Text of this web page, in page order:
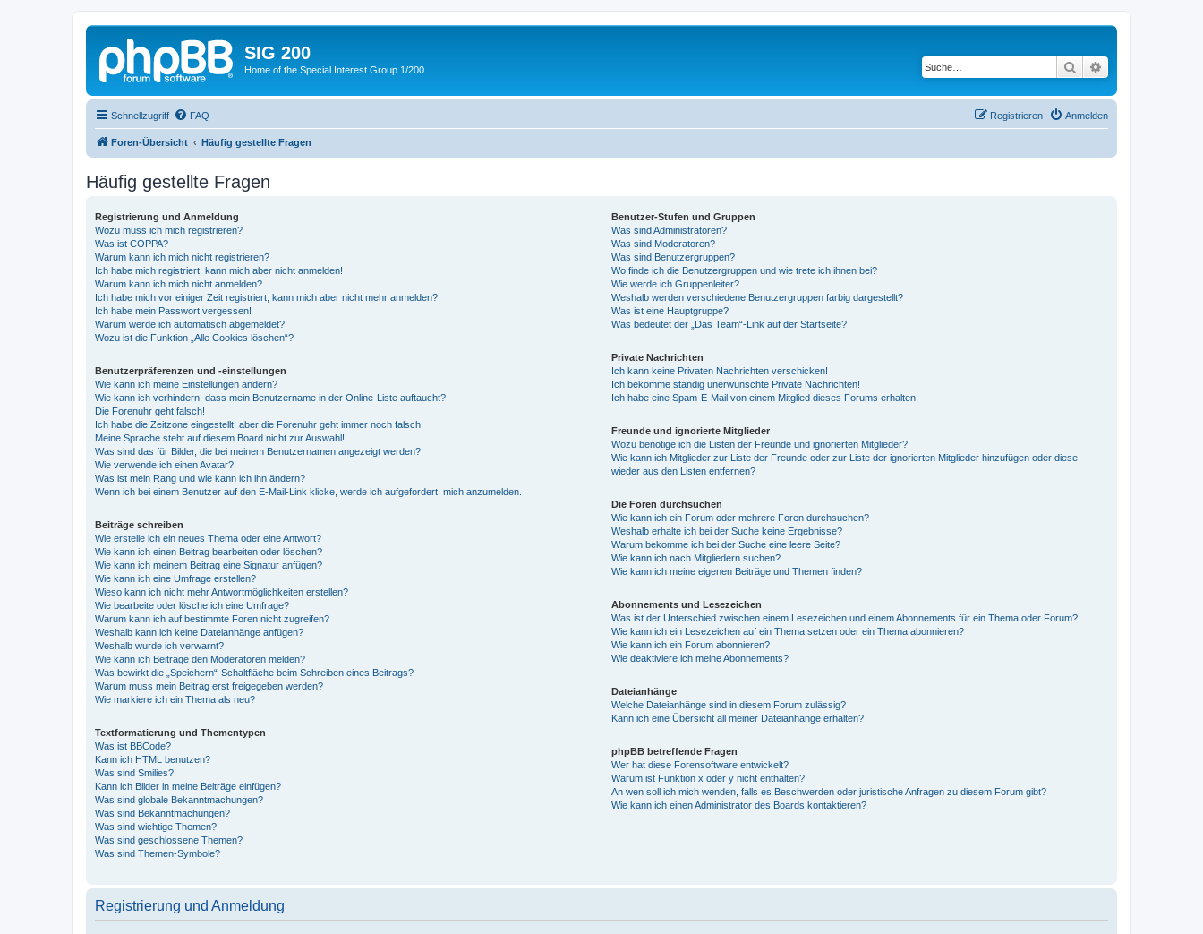
SIG 200
Home of the Special Interest Group 1/200 Suche
Schnellzugriff FAQ Anmelden
Registrieren
Foren-Übersicht Häufig gestellte Fragen
Häufig gestellte Fragen
Registrierung und Anmeldung
Wozu muss ich mich registrieren?
Was ist COPPA?
Warum kann ich mich nicht registrieren?
Ich habe mich registriert, kann mich aber nicht anmelden!
Warum kann ich mich nicht anmelden?
Ich habe mich vor einiger Zeit registriert, kann mich aber nicht mehr anmelden?!
Ich habe mein Passwort vergessen!
Warum werde ich automatisch abgemeldet?
Wozu ist die Funktion „Alle Cookies löschen“?
Benutzerpräferenzen und -einstellungen
Wie kann ich meine Einstellungen ändern?
Wie kann ich verhindern, dass mein Benutzername in der Online-Liste auftaucht?
Die Forenuhr geht falsch!
Ich habe die Zeitzone eingestellt, aber die Forenuhr geht immer noch falsch!
Meine Sprache steht auf diesem Board nicht zur Auswahl!
Was sind das für Bilder, die bei meinem Benutzernamen angezeigt werden?
Wie verwende ich einen Avatar?
Was ist mein Rang und wie kann ich ihn ändern?
Wenn ich bei einem Benutzer auf den E-Mail-Link klicke, werde ich aufgefordert, mich anzumelden.
Beiträge schreiben
Wie erstelle ich ein neues Thema oder eine Antwort?
Wie kann ich einen Beitrag bearbeiten oder löschen?
Wie kann ich meinem Beitrag eine Signatur anfügen?
Wie kann ich eine Umfrage erstellen?
Wieso kann ich nicht mehr Antwortmöglichkeiten erstellen?
Wie bearbeite oder lösche ich eine Umfrage?
Warum kann ich auf bestimmte Foren nicht zugreifen?
Weshalb kann ich keine Dateianhänge anfügen?
Weshalb wurde ich verwarnt?
Wie kann ich Beiträge den Moderatoren melden?
Was bewirkt die „Speichern“-Schaltfläche beim Schreiben eines Beitrags?
Warum muss mein Beitrag erst freigegeben werden?
Wie markiere ich ein Thema als neu?
Textformatierung und Thementypen
Was ist BBCode?
Kann ich HTML benutzen?
Was sind Smilies?
Kann ich Bilder in meine Beiträge einfügen?
Was sind globale Bekanntmachungen?
Was sind Bekanntmachungen?
Was sind wichtige Themen?
Was sind geschlossene Themen?
Was sind Themen-Symbole?
Benutzer-Stufen und Gruppen
Was sind Administratoren?
Was sind Moderatoren?
Was sind Benutzergruppen?
Wo finde ich die Benutzergruppen und wie trete ich ihnen bei?
Wie werde ich Gruppenleiter?
Weshalb werden verschiedene Benutzergruppen farbig dargestellt?
Was ist eine Hauptgruppe?
Was bedeutet der „Das Team“-Link auf der Startseite?
Private Nachrichten
Ich kann keine Privaten Nachrichten verschicken!
Ich bekomme ständig unerwünschte Private Nachrichten!
Ich habe eine Spam-E-Mail von einem Mitglied dieses Forums erhalten!
Freunde und ignorierte Mitglieder
Wozu benötige ich die Listen der Freunde und ignorierten Mitglieder?
Wie kann ich Mitglieder zur Liste der Freunde oder zur Liste der ignorierten Mitglieder hinzufügen oder diese
wieder aus den Listen entfernen?
Die Foren durchsuchen
Wie kann ich ein Forum oder mehrere Foren durchsuchen?
Weshalb erhalte ich bei der Suche keine Ergebnisse?
Warum bekomme ich bei der Suche eine leere Seite?
Wie kann ich nach Mitgliedern suchen?
Wie kann ich meine eigenen Beiträge und Themen finden?
Abonnements und Lesezeichen
Was ist der Unterschied zwischen einem Lesezeichen und einem Abonnements für ein Thema oder Forum?
Wie kann ich ein Lesezeichen auf ein Thema setzen oder ein Thema abonnieren?
Wie kann ich ein Forum abonnieren?
Wie deaktiviere ich meine Abonnements?
Dateianhänge
Welche Dateianhänge sind in diesem Forum zulässig?
Kann ich eine Übersicht all meiner Dateianhänge erhalten?
phpBB betreffende Fragen
Wer hat diese Forensoftware entwickelt?
Warum ist Funktion x oder y nicht enthalten?
An wen soll ich mich wenden, falls es Beschwerden oder juristische Anfragen zu diesem Forum gibt?
Wie kann ich einen Administrator des Boards kontaktieren?
Registrierung und Anmeldung